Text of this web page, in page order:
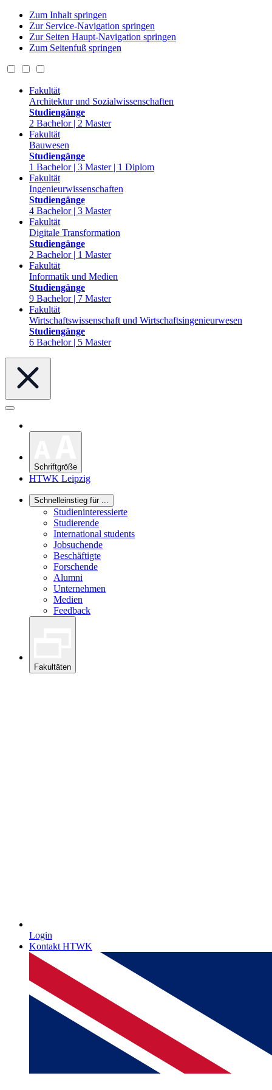
Zum Inhalt springen
Zur Service-Navigation springen
Zur Seiten Haupt-Navigation springen
Zum Seitenfuß springen
Fakultät
Architektur und Sozialwissenschaften
Studiengänge
2 Bachelor | 2 Master
Fakultät
Bauwesen
Studiengänge
1 Bachelor | 3 Master | 1 Diplom
Fakultät
Ingenieurwissenschaften
Studiengänge
4 Bachelor | 3 Master
Fakultät
Digitale Transformation
Studiengänge
2 Bachelor | 1 Master
Fakultät
Informatik und Medien
Studiengänge
9 Bachelor | 7 Master
Fakultät
Wirtschaftswissenschaft und Wirtschaftsingenieurwesen
Studiengänge
6 Bachelor | 5 Master
Schriftgröße
HTWK Leipzig
Schnelleinstieg für ...
Studieninteressierte
Studierende
International students
Jobsuchende
Beschäftigte
Forschende
Alumni
Unternehmen
Medien
Feedback
Fakultäten
Login
Kontakt HTWK